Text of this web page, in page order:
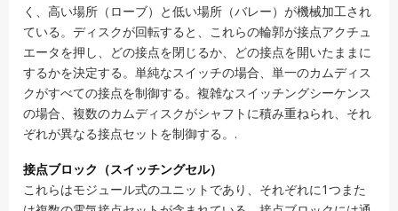
く、高い場所（ローブ）と低い場所（バレー）が機械加工され
ている。ディスクが回転すると、これらの輪郭が接点アクチュ
エータを押し、どの接点を閉じるか、どの接点を開いたままに
するかを決定する。単純なスイッチの場合、単一のカムディス
クがすべての接点を制御する。複雑なスイッチングシーケンス
の場合、複数のカムディスクがシャフトに積み重ねられ、それ
ぞれが異なる接点セットを制御する。.
接点ブロック（スイッチングセル）
これらはモジュール式のユニットであり、それぞれに1つまた